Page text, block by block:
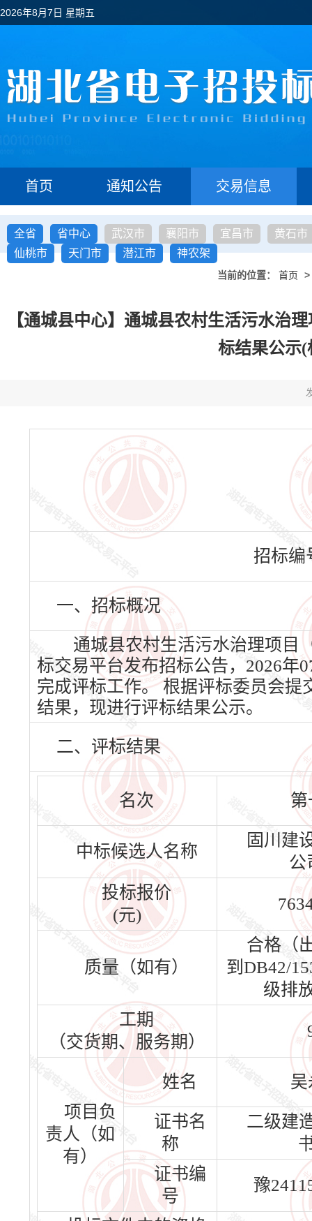
2026年8月7日 星期五
首页 通知公告 交易信息
全省 省中心 武汉市 襄阳市 宜昌市
黄石市
仙桃市
天门市 潜江市 神农架
当前的位置： 首页 >
【通城县中心】通城县农村生活污水治
标结果公示(
招标编
一、招标概况
通城县农村生活污水治理项目
标交易平台发布招标公告，2026年
完成评标工作。 根据评标委员会
结果，现进行评标结果公示。
二、评标结果
名次 第
中标候选人名称
固川建
公
投标报价
(元)
质量（如有）
合格（
到DB42/
级排
工期
（交货期、服务期）
项目负
责人（如
有）
姓名 吴
证书名
称
二级建
证书编
号
豫